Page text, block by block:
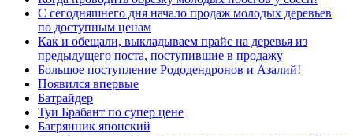
С сегодняшнего дня начало продаж молодых деревьев
по доступным ценам
Как и обещали, выкладываем прайс на деревья из
предыдущего поста, поступившие в продажу
Большое поступление Рододендронов и Азалий!
Появился впервые
Батрайдер
Туи Брабант по супер цене
Багрянник японский